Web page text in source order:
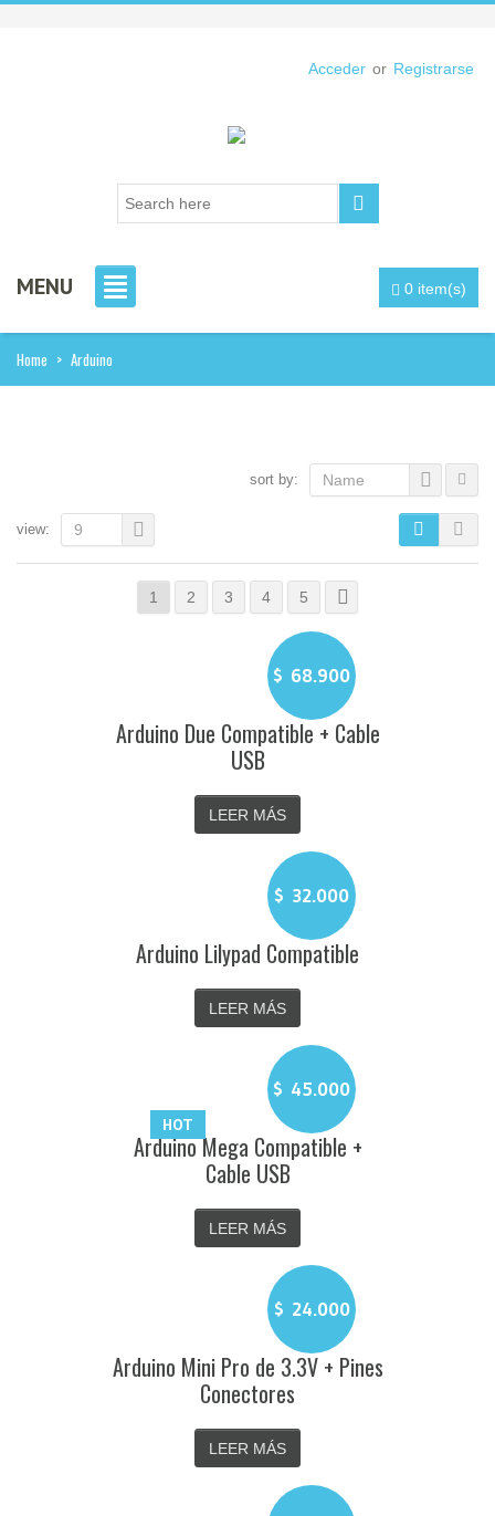
Acceder or Registrarse
MENU 0 item(s)
Home > Arduino
sort by: Name
1 2 3 4 5
view: 9
$ 68.900
Arduino Due Compatible + Cable
USB
LEER MÁS
$ 32.000
Arduino Lilypad Compatible
LEER MÁS
HOT
$ 45.000
Arduino Mega Compatible +
Cable USB
LEER MÁS
$ 24.000
Arduino Mini Pro de 3.3V + Pines
Conectores
LEER MÁS